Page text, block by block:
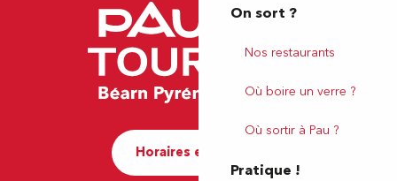
On sort ?
Nos restaurants
Où boire un verre ?
Où sortir à Pau ?
Pratique !
Horaires et contact